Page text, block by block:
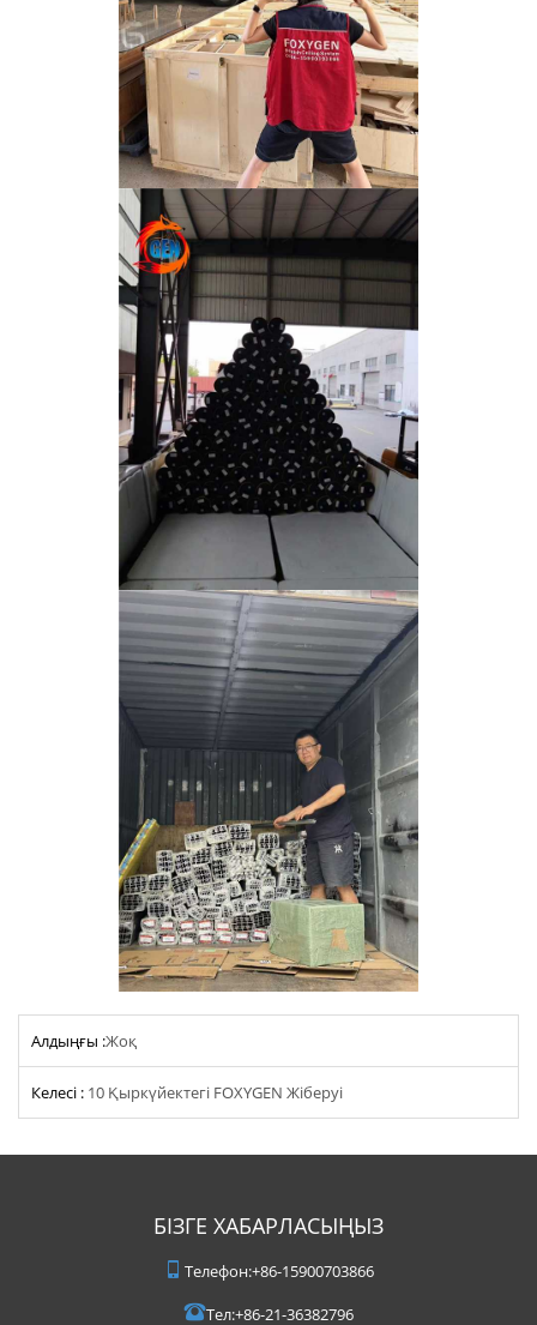
Алдыңғы :Жоқ
Келесі : 10 Қыркүйектегі FOXYGEN Жіберуі
БІЗГЕ ХАБАРЛАСЫҢЫЗ
Телефон:+86-15900703866
Тел:+86-21-36382796